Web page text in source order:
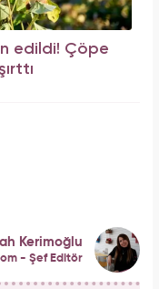
edildi! Çöpe
Kerimoğlu
- Şef Editör